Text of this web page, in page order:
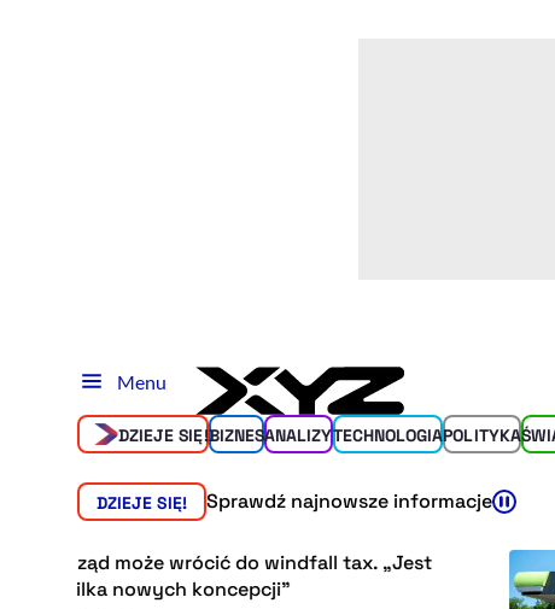
Menu
DZIEJE SIĘ!BIZNESANALIZYTECHNOLOGIAPOLITYKA
DZIEJE SIĘ! Sprawdź najnowsze informacje
Rząd może wrócić do windfall tax. „Jest
kilka nowych koncepcji”